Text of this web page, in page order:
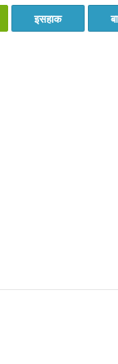
इसहाक